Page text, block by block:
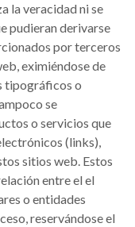
la veracidad ni se
pudieran derivarse
por terceros
eximiéndose de
tipográficos o
se
o servicios que
(links),
sitios web. Estos
entre el el
o entidades
reservándose el